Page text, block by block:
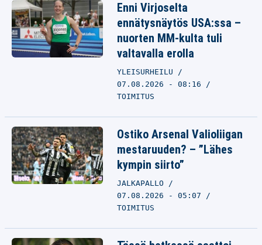
Enni Virjoselta
ennätysnäytös USA:ssa –
nuorten MM-kulta tuli
valtavalla erolla
YLEISURHEILU
07.08.2026 - 08:16
TOIMITUS
Ostiko Arsenal Valioliigan
mestaruuden? – ”Lähes
kympin siirto”
JALKAPALLO
07.08.2026 - 05:07
TOIMITUS